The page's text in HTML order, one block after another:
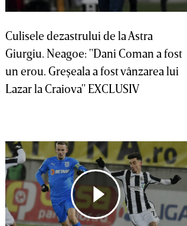
Culisele dezastrului de la Astra
Giurgiu. Neagoe: "Dani Coman a fost
un erou. Greşeala a fost vânzarea lui
Lazar la Craiova" EXCLUSIV